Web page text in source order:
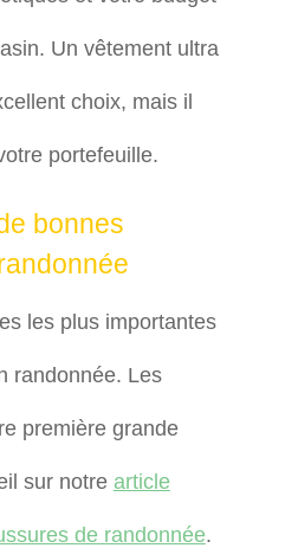
Un vêtement ultra
choix, mais il
portefeuille.
bonnes
les plus importantes
randonnée. Les
première grande
sur notre article
de randonnée.